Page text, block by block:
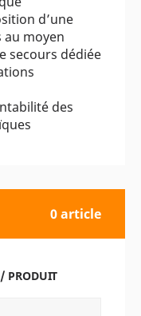
d’une
moyen
secours dédiée
des
0 article
PRODUIT